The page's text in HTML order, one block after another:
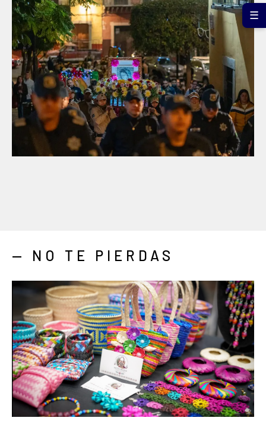
— NO TE PIERDAS
☰